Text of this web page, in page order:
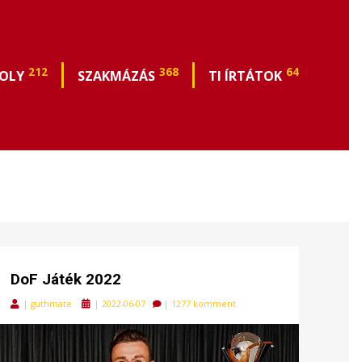
212 SZAKMÁZÁS 368 TI ÍRTÁTOK 64
DoF Játék 2022
|guthmate
Posted
|2022-06-07 | 1277 komment